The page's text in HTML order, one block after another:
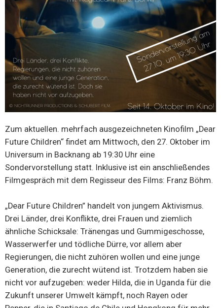
Zum aktuellen. mehrfach ausgezeichneten Kinofilm „Dear
Future Children“ findet am Mittwoch, den 27. Oktober im
Universum in Backnang ab 19:30 Uhr eine
Sondervorstellung statt. Inklusive ist ein anschließendes
Filmgespräch mit dem Regisseur des Films: Franz Böhm.
„Dear Future Children” handelt von jungem Aktivismus.
Drei Länder, drei Konflikte, drei Frauen und ziemlich
ähnliche Schicksale: Tränengas und Gummigeschosse,
Wasserwerfer und tödliche Dürre, vor allem aber
Regierungen, die nicht zuhören wollen und eine junge
Generation, die zurecht wütend ist. Trotzdem haben sie
nicht vor aufzugeben: weder Hilda, die in Uganda für die
Zukunft unserer Umwelt kämpft, noch Rayen oder